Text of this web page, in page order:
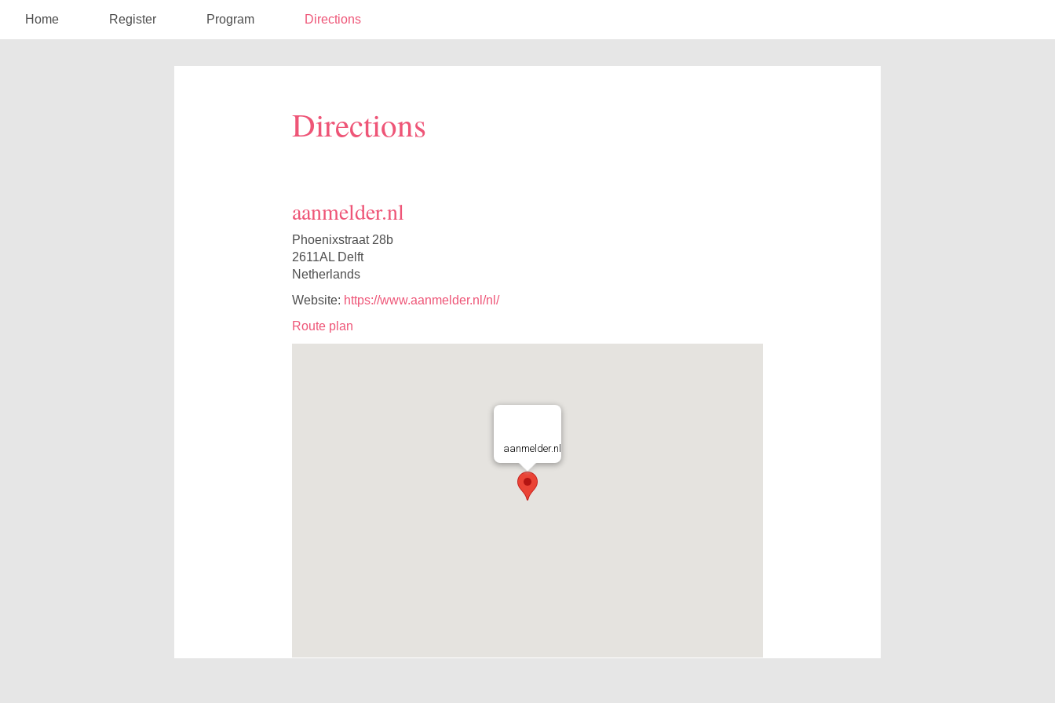
Home Register Program Directions
Directions
aanmelder.nl
Phoenixstraat 28b
2611AL Delft
Netherlands
Website: https://www.aanmelder.nl/nl/
Route plan
aanmelder.nl